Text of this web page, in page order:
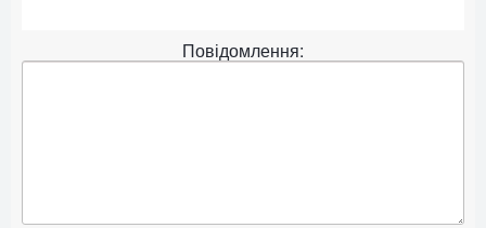
Повідомлення: